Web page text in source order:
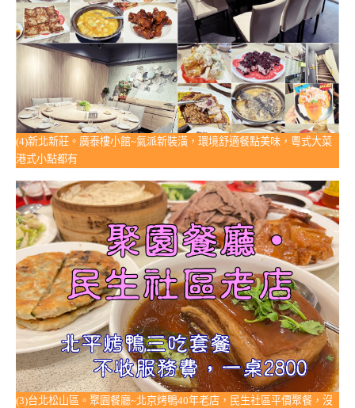
(4)新北新莊。廣泰樓小館~氣派新裝潢，環境舒適餐點美味，粵式大菜
港式小點都有
(3)台北松山區。聚園餐廳~北京烤鴨40年老店，民生社區平價聚餐，沒